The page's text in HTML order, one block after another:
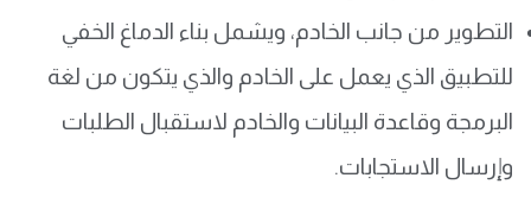
التطوير من جانب الخادم، ويشمل بناء الدماغ الخفي
للتطبيق الذي يعمل على الخادم والذي يتكون من لغة
البرمجة وقاعدة البيانات والخادم لاستقبال الطلبات
وإرسال الاستجابات.